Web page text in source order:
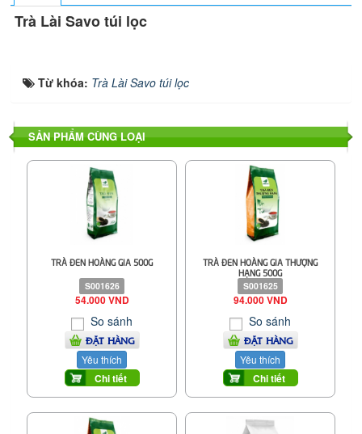
Trà Lài Savo túi lọc
Từ khóa: Trà Lài Savo túi lọc
SẢN PHẨM CÙNG LOẠI
TRÀ ĐEN HOÀNG GIA 500G
S001626
54.000 VND
So sánh
ĐẶT HÀNG
Yêu thích
Chi tiết
TRÀ ĐEN HOÀNG GIA THƯỢNG
HẠNG 500G
S001625
94.000 VND
So sánh
ĐẶT HÀNG
Yêu thích
Chi tiết